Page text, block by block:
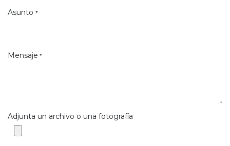
Asunto *
Mensaje *
Adjunta un archivo o una fotografía